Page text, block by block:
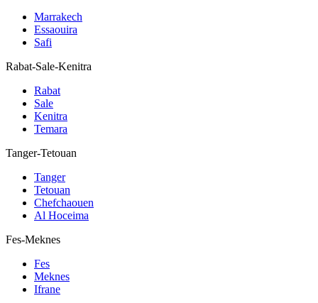
Marrakech
Essaouira
Safi
Rabat-Sale-Kenitra
Rabat
Sale
Kenitra
Temara
Tanger-Tetouan
Tanger
Tetouan
Chefchaouen
Al Hoceima
Fes-Meknes
Fes
Meknes
Ifrane